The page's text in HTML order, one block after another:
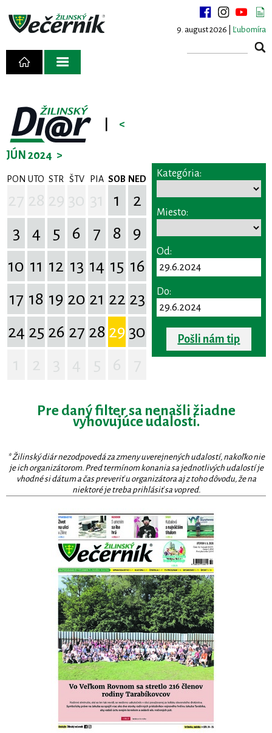
9. august 2026 | Ľubomíra
<
JÚN 2024 >
PON UTO STR ŠTV PIA SOB NED
1
2
3
4 5 6 7 8
9
10 11 12 13 14 15 16
17 18 19 20 21 22 23
24 25 26 27 28 29 30
Kategória:
Miesto:
Od:
Do:
Pošli nám tip
Pre daný filter sa nenašli žiadne
vyhovujúce udalosti.
* Žilinský diár nezodpovedá za zmeny uverejnených udalostí, nakoľko nie
je ich organizátorom. Pred termínom konania sa jednotlivých udalostí je
vhodné si dátum a čas preveriť u organizátora aj z toho dôvodu, že na
niektoré je treba prihlásiť sa vopred.